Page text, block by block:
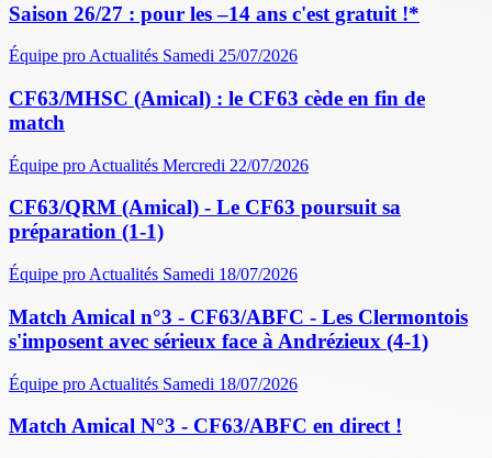
Saison 26/27 : pour les –14 ans c'est gratuit !*
Équipe pro Actualités Samedi 25/07/2026
CF63/MHSC (Amical) : le CF63 cède en fin de
match
Équipe pro Actualités Mercredi 22/07/2026
CF63/QRM (Amical) - Le CF63 poursuit sa
préparation (1-1)
Équipe pro Actualités Samedi 18/07/2026
Match Amical n°3 - CF63/ABFC - Les Clermontois
s'imposent avec sérieux face à Andrézieux (4-1)
Équipe pro Actualités Samedi 18/07/2026
Match Amical N°3 - CF63/ABFC en direct !